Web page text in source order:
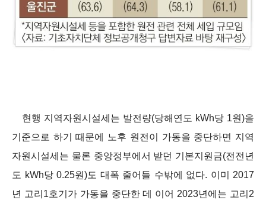
현행 지역자원시설세는 발전량(당해연도 kWh당 1원)을
기준으로 하기 때문에 노후 원전이 가동을 중단하면 지역
자원시설세는 물론 중앙정부에서 받던 기본지원금(전전년
도 kWh당 0.25원)도 대폭 줄어들 수밖에 없다. 이미 2017
년 고리1호기가 가동을 중단한 데 이어 2023년에는 고리2